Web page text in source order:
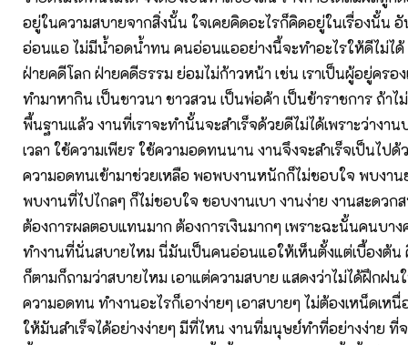
อยู่ในความสบายจากสิ่งนั้น ใจเคยคิดอะไรก็คิดอยู่ในเรื่องนั้น
อ่อนแอ ไม่มีน้ำอดน้ำทน คนอ่อนแออย่างนี้จะทำอะไรให้ดีไม่ได้
ฝ่ายคดีโลก ฝ่ายคดีธรรม ย่อมไม่ก้าวหน้า เช่น เราเป็นผู้อยู่ครอง
ทำมาหากิน เป็นชาวนา ชาวสวน เป็นพ่อค้า เป็นข้าราชการ ถ้า
พื้นฐานแล้ว งานที่เราจะทำนั้นจะสำเร็จด้วยดีไม่ได้เพราะว่างาน
เวลา ใช้ความเพียร ใช้ความอดทนนาน งานจึงจะสำเร็จเป็นไป
ความอดทนเข้ามาช่วยเหลือ พอพบงานหนักก็ไม่ชอบใจ พบงา
พบงานที่ไปไกลๆ ก็ไม่ชอบใจ ชอบงานเบา งานง่าย งานสะดวก
ต้องการผลตอบแทนมาก ต้องการเงินมากๆ เพราะฉะนั้นคนบาง
ทำงานที่นั่นสบายไหม นี่มันเป็นคนอ่อนแอให้เห็นตั้งแต่เบื้องต้น
ก็ตามก็ถามว่าสบายไหม เอาแต่ความสบาย แสดงว่าไม่ได้ฝึกฝน
ความอดทน ทำงานอะไรก็เอาง่ายๆ เอาสบายๆ ไม่ต้องเหน็ดเห
ให้มันสำเร็จได้อย่างง่ายๆ มีที่ไหน งานที่มนุษย์ทำที่อย่างง่าย ที่